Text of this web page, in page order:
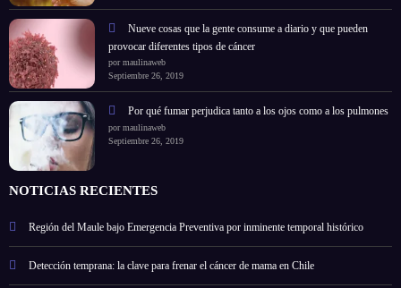
Nueve cosas que la gente consume a diario y que pueden
provocar diferentes tipos de cáncer
por maulinaweb
Septiembre 26, 2019
Por qué fumar perjudica tanto a los ojos como a los pulmones
por maulinaweb
Septiembre 26, 2019
NOTICIAS RECIENTES
Región del Maule bajo Emergencia Preventiva por inminente temporal histórico
Detección temprana: la clave para frenar el cáncer de mama en Chile